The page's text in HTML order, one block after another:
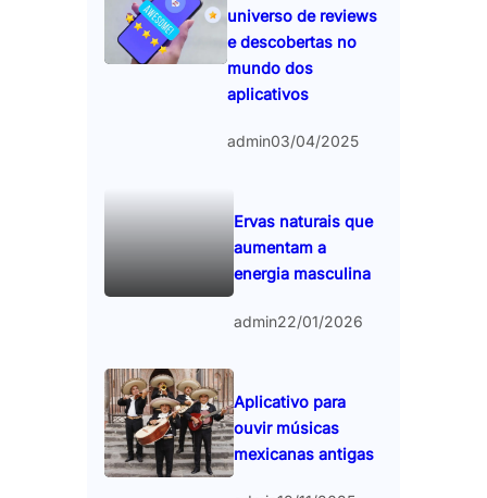
universo de reviews
e descobertas no
mundo dos
aplicativos
admin03/04/2025
Ervas naturais que
aumentam a
energia masculina
admin22/01/2026
Aplicativo para
ouvir músicas
mexicanas antigas